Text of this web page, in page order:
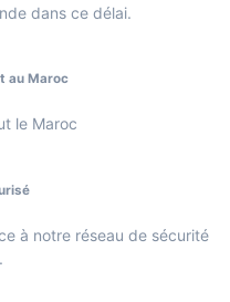
dans ce délai.
au Maroc
le Maroc
à notre réseau de sécurité